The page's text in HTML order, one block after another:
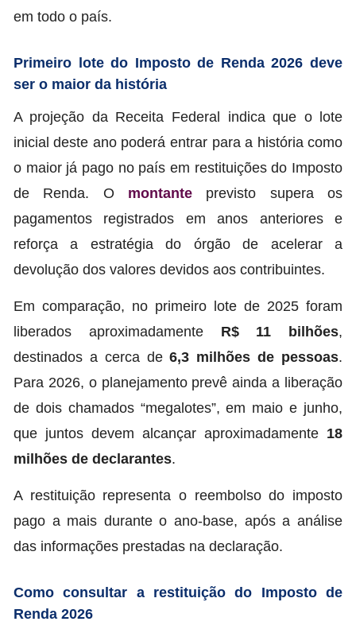
em todo o país.
Primeiro lote do Imposto de Renda 2026 deve
ser o maior da história
A projeção da Receita Federal indica que o lote
inicial deste ano poderá entrar para a história como
o maior já pago no país em restituições do Imposto
de Renda. O montante previsto supera os
pagamentos registrados em anos anteriores e
reforça a estratégia do órgão de acelerar a
devolução dos valores devidos aos contribuintes.
Em comparação, no primeiro lote de 2025 foram
liberados aproximadamente R$ 11 bilhões,
destinados a cerca de6,3 milhões de pessoas.
Para 2026, o planejamento prevê ainda a liberação
de dois chamados “megalotes”, em maio e junho,
que juntos devem alcançar aproximadamente 18
milhões de declarantes.
A restituição representa o reembolso do imposto
pago a mais durante o ano-base, após a análise
das informações prestadas na declaração.
Como consultar a restituição do Imposto de
Renda 2026